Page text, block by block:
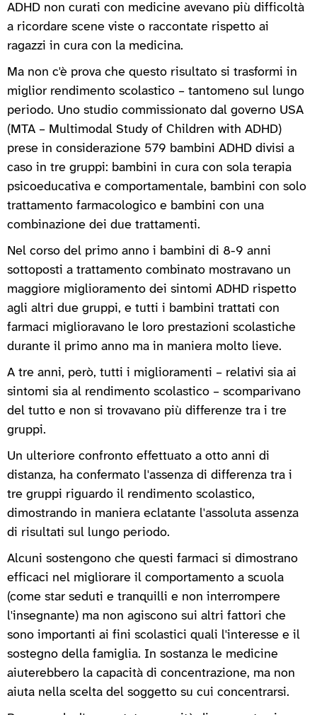
ADHD non curati con medicine avevano più difficoltà
a ricordare scene viste o raccontate rispetto ai
ragazzi in cura con la medicina.
Ma non c'è prova che questo risultato si trasformi in
miglior rendimento scolastico – tantomeno sul lungo
periodo. Uno studio commissionato dal governo USA
(MTA – Multimodal Study of Children with ADHD)
prese in considerazione 579 bambini ADHD divisi a
caso in tre gruppi: bambini in cura con sola terapia
psicoeducativa e comportamentale, bambini con solo
trattamento farmacologico e bambini con una
combinazione dei due trattamenti.
Nel corso del primo anno i bambini di 8-9 anni
sottoposti a trattamento combinato mostravano un
maggiore miglioramento dei sintomi ADHD rispetto
agli altri due gruppi, e tutti i bambini trattati con
farmaci miglioravano le loro prestazioni scolastiche
durante il primo anno ma in maniera molto lieve.
A tre anni, però, tutti i miglioramenti – relativi sia ai
sintomi sia al rendimento scolastico – scomparivano
del tutto e non si trovavano più differenze tra i tre
gruppi.
Un ulteriore confronto effettuato a otto anni di
distanza, ha confermato l'assenza di differenza tra i
tre gruppi riguardo il rendimento scolastico,
dimostrando in maniera eclatante l'assoluta assenza
di risultati sul lungo periodo.
Alcuni sostengono che questi farmaci si dimostrano
efficaci nel migliorare il comportamento a scuola
(come star seduti e tranquilli e non interrompere
l'insegnante) ma non agiscono sui altri fattori che
sono importanti ai fini scolastici quali l'interesse e il
sostegno della famiglia. In sostanza le medicine
aiuterebbero la capacità di concentrazione, ma non
aiuta nella scelta del soggetto su cui concentrarsi.